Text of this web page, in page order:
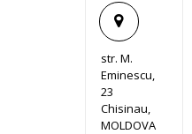
str. M.
Eminescu,
23
Chisinau,
MOLDOVA